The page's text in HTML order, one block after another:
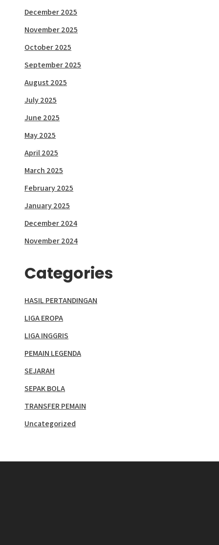
December 2025
November 2025
October 2025
September 2025
August 2025
July 2025
June 2025
May 2025
April 2025
March 2025
February 2025
January 2025
December 2024
November 2024
Categories
HASIL PERTANDINGAN
LIGA EROPA
LIGA INGGRIS
PEMAIN LEGENDA
SEJARAH
SEPAK BOLA
TRANSFER PEMAIN
Uncategorized